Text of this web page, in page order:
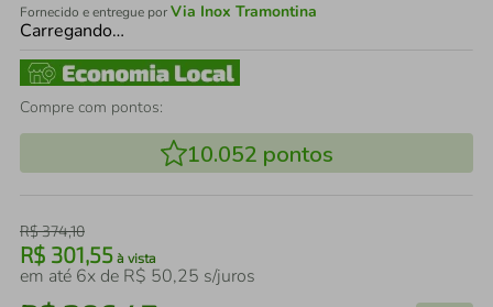
Fornecido e entregue porVia Inox Tramontina
Carregando…
Compre com pontos:
10.052 pontos
R$374,10
R$ 301,55 à vista
em até 6x de R$ 50,25 s/juros